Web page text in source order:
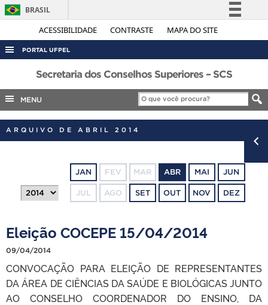
ACESSIBILIDADE CONTRASTE MAPA DO SITE
BRASIL
Simplifique!
Acesso à informação
Legislação
Canais
PORTAL UFPEL
ACESSO À INFORMAÇÃO
AUDITORIA
COBALTO
CONCURSOS
OUVIDORIA
TELEFONES
Secretaria dos Conselhos Superiores – SCS
MENU
ARQUIVO DE ABRIL 2014
JAN FEV MAR ABR MAI JUN
JUL AGO SET OUT NOV DEZ
Eleição COCEPE 15/04/2014
09/04/2014
CONVOCAÇÃO PARA ELEIÇÃO DE REPRESENTANTES
DA ÁREA DE CIÊNCIAS DA SAÚDE E BIOLÓGICAS JUNTO
AO CONSELHO COORDENADOR DO ENSINO, DA